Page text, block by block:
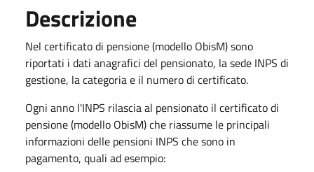
Descrizione
Nel certificato di pensione (modello ObisM) sono
riportati i dati anagrafici del pensionato, la sede INPS di
gestione, la categoria e il numero di certificato.
Ogni anno l'INPS rilascia al pensionato il certificato di
pensione (modello ObisM) che riassume le principali
informazioni delle pensioni INPS che sono in
pagamento, quali ad esempio: